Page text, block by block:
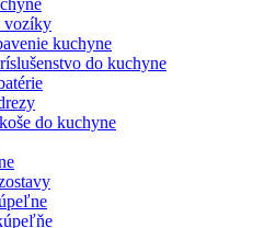
vozíky
kuchyne
do kuchyne
do kuchyne